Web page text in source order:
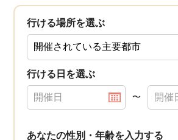
行ける場所を選ぶ
行ける日を選ぶ
〜
あなたの性別・年齢を入力する